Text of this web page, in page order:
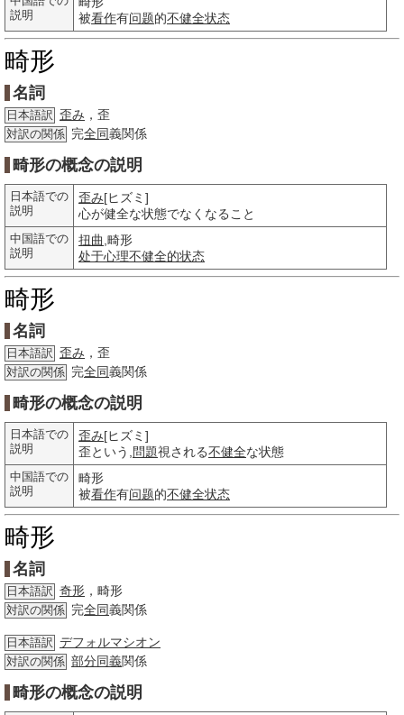
説明
被看作有问题的不健全状态
畸形
名詞
日本語訳 歪み ，歪
対訳の関係 完全同義関係
畸形の概念の説明
日本語での
説明
歪み[ヒズミ]
心が健全な状態でなくなること
中国語での
説明
扭曲 ,畸形
处于心理不健全的状态
畸形
名詞
日本語訳 歪み ，歪
対訳の関係 完全同義関係
畸形の概念の説明
日本語での
説明
歪み[ヒズミ]
歪という, 問題視される不健全な状態
中国語での
説明
畸形
被看作有问题的不健全状态
畸形
名詞
日本語訳 奇形 ，畸形
対訳の関係 完全同義関係
日本語訳 デフォルマシオン
対訳の関係 部分同義関係
畸形の概念の説明